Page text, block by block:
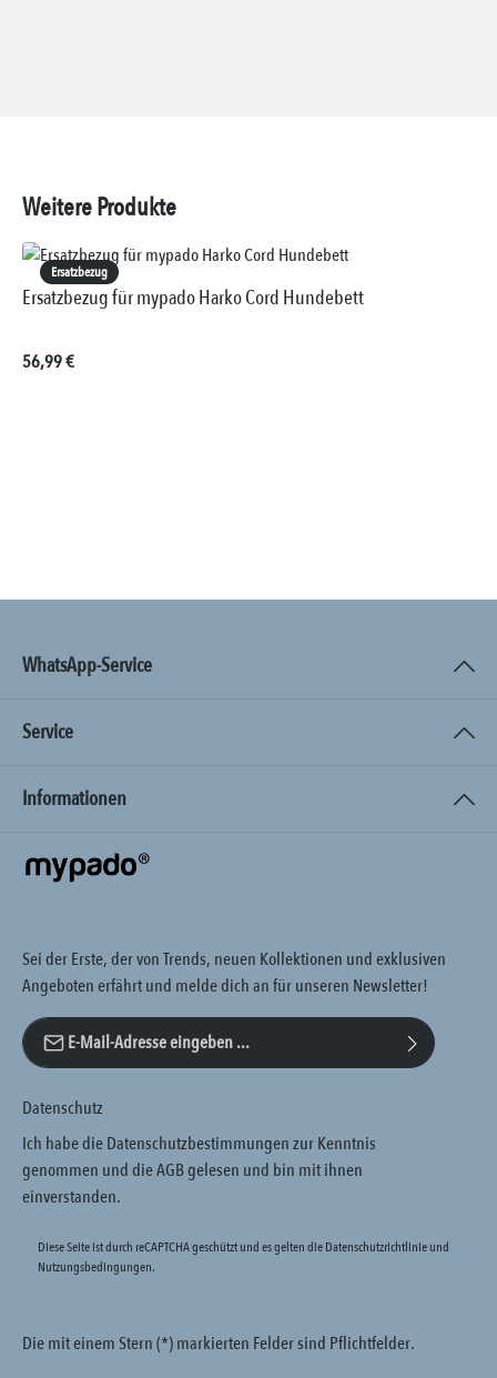
Weitere Produkte
Ersatzbezug
Ersatzbezug für mypado Harko Cord Hundebett
Regulärer Preis:
56,99 €
WhatsApp-Service
Service
Informationen
Sei der Erste, der von Trends, neuen Kollektionen und exklusiven
Angeboten erfährt und melde dich an für unseren Newsletter!
E-Mail-Adresse*
Datenschutz
Ich habe dieDatenschutzbestimmungenzur Kenntnis
genommen und dieAGBgelesen und bin mit ihnen
einverstanden.
Diese Seite ist durch reCAPTCHA geschützt und es gelten dieDatenschutzrichtlinieund
Nutzungsbedingungen.
Die mit einem Stern (*) markierten Felder sind Pflichtfelder.